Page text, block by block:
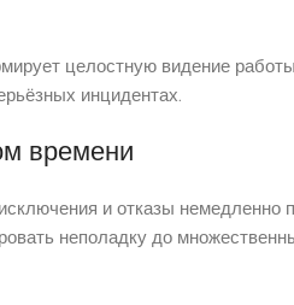
целостную видение
инцидентах.
времени
и отказы
неполадку до